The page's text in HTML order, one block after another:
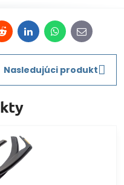
RedditLinkedInWhatsApp
E-
mail
Nasledujúci produkt